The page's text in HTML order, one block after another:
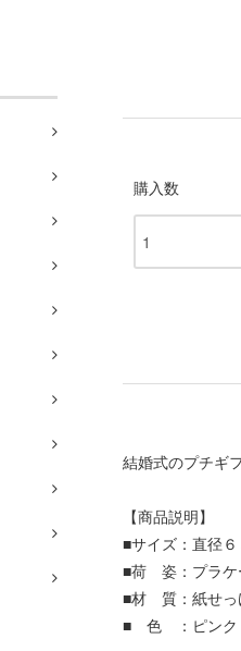
購入数
結婚式のプチギ
【商品説明】
■サイズ：直径
■荷 姿：プラケ
■材 質：紙せっ
■ 色 ：ピンク